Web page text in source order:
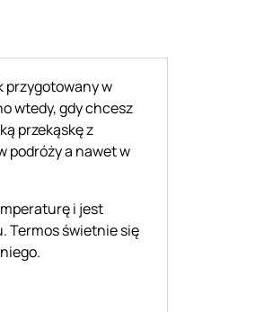
przygotowany w
wtedy, gdy chcesz
przekąskę z
podróży a nawet w
i jest
Termos świetnie się